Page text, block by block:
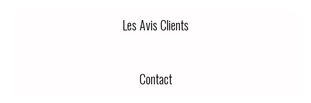
Les Avis Clients
Contact